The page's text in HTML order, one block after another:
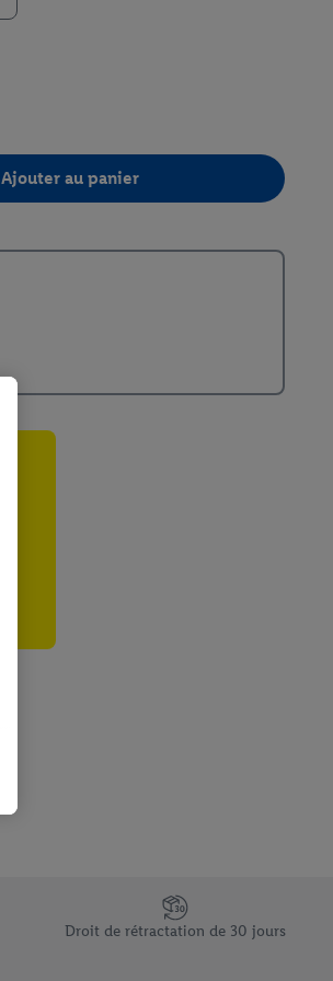
Ajouter au panier
Droit de rétractation de 30 jours